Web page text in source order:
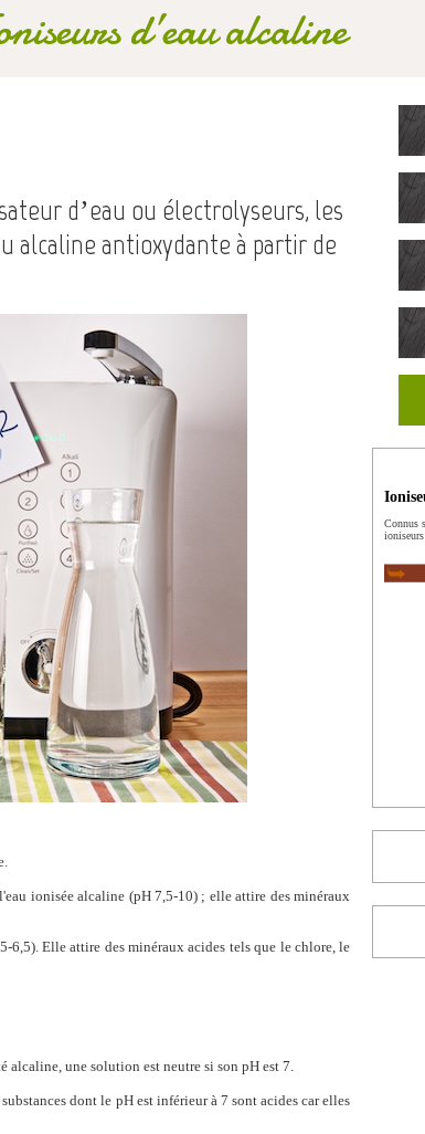
d’eau alcaline
d’eau ou électrolyseurs, les
alcaline antioxydante à partir de
ionisée alcaline (pH 7,5-10) ; elle attire des minéraux
6,5). Elle attire des minéraux acides tels que le chlore, le
alcaline, une solution est neutre si son pH est 7.
dont le pH est inférieur à 7 sont acides car elles
Connus
ioniseurs